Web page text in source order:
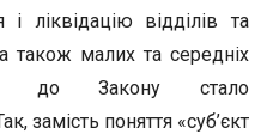
і ліквідацію відділів та
також малих та середніх
до Закону стало
замість поняття «суб’єкт